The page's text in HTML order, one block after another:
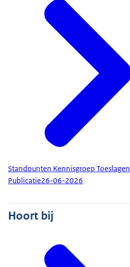
Standpunten Kennisgroep Toeslagen
Publicatie26-06-2026
Hoort bij